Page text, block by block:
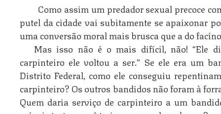
Como assim um predador sexual precoce
putel da cidade vai subitamente se apaixonar
uma conversão moral mais brusca que a do
Mas isso não é o mais difícil, não! “Ele
carpinteiro ele voltou a ser.” Se ele era um
Distrito Federal, como ele conseguiu
carpinteiro? Os outros bandidos não foram à
Quem daria serviço de carpinteiro a um